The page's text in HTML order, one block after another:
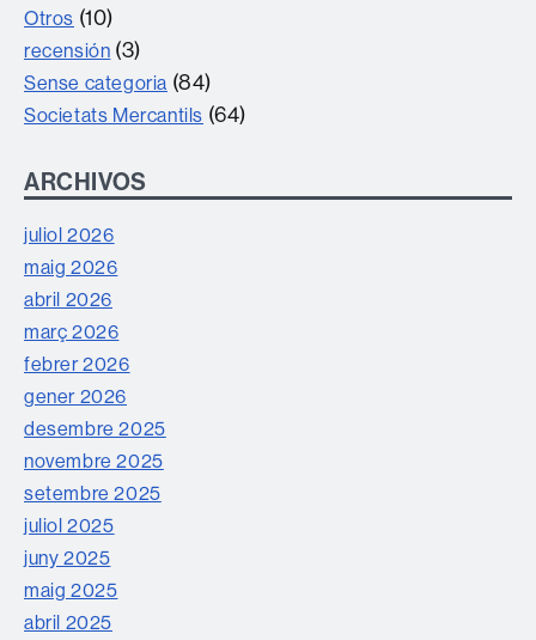
Otros (10)
recensión (3)
Sense categoria (84)
Societats Mercantils (64)
ARCHIVOS
juliol 2026
maig 2026
abril 2026
març 2026
febrer 2026
gener 2026
desembre 2025
novembre 2025
setembre 2025
juliol 2025
juny 2025
maig 2025
abril 2025